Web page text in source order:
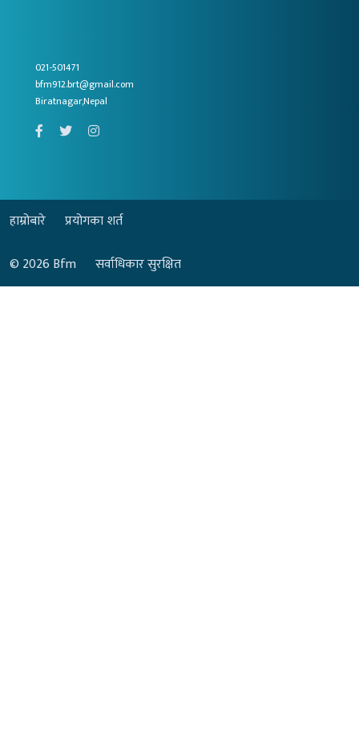
021-501471
bfm912.brt@gmail.com
Biratnagar,Nepal
हाम्रोबारे
प्रयोगका शर्त
© 2026Bfm सर्वाधिकार सुरक्षित